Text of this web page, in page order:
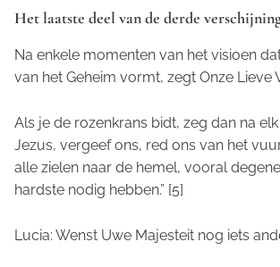
Het laatste deel van de derde
Na enkele momenten van het visioen
van het Geheim vormt, zegt Onze Lieve
Als je de rozenkrans bidt, zeg dan na elk
Jezus, vergeef ons, red ons van het
alle zielen naar de hemel, vooral
hardste nodig hebben.” [5]
Lucia: Wenst Uwe Majesteit nog iets